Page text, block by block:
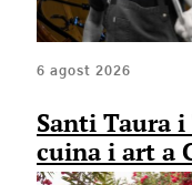
6 agost 2026
Santi Taura
cuina i art a